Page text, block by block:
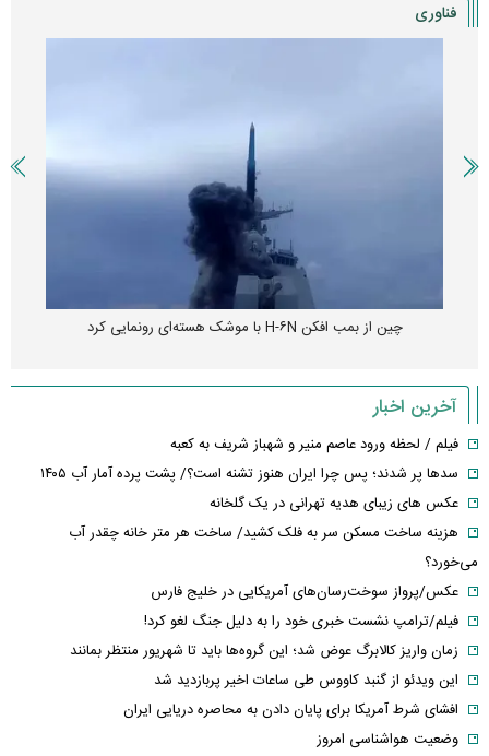
فناوری
چین از بمب افکن H-۶N با موشک هسته‌ای رونمایی کرد
آخرین اخبار
فیلم / لحظه ورود عاصم منیر و شهباز شریف به کعبه
سدها پر شدند؛ پس چرا ایران هنوز تشنه است؟/ پشت پرده آمار آب ۱۴۰۵
عکس های زیبای هدیه تهرانی در یک گلخانه
هزینه ساخت مسکن سر به فلک کشید/ ساخت هر متر خانه چقدر آب
می‌خورد؟
عکس/پرواز سوخت‌رسان‌های آمریکایی در خلیج فارس
فیلم/ترامپ نشست خبری خود را به دلیل جنگ لغو کرد!
زمان واریز کالابرگ عوض شد؛ این گروه‌ها باید تا شهریور منتظر بمانند
این ویدئو از گنبد کاووس طی ساعات اخیر پربازدید شد
افشای شرط آمریکا برای پایان دادن به محاصره دریایی ایران
وضعیت هواشناسی امروز